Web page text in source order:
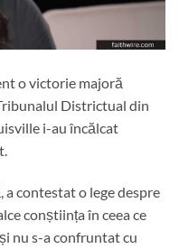
o victorie majoră
Districtual din
i-au încălcat
a contestat o lege despre
conștiința în ceea ce
nu s-a confruntat cu